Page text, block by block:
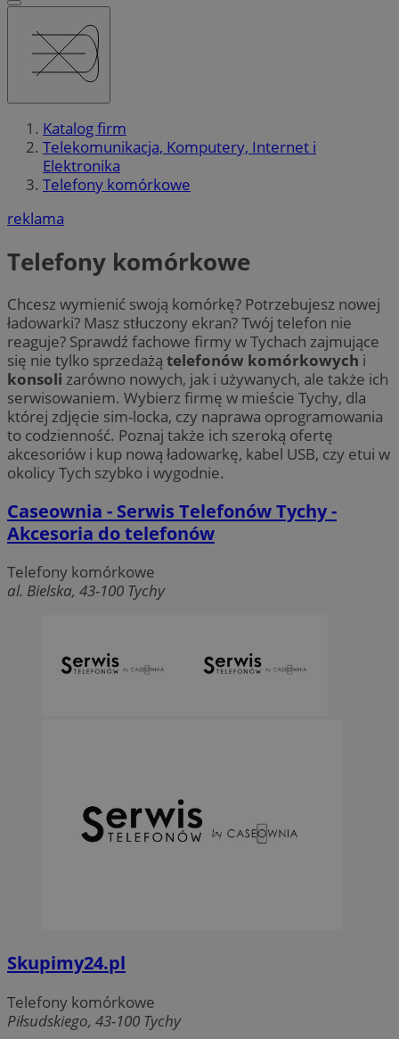
Katalog firm
Telekomunikacja, Komputery, Internet i
Elektronika
Telefony komórkowe
reklama
Telefony komórkowe
Chcesz wymienić swoją komórkę? Potrzebujesz nowej
ładowarki? Masz stłuczony ekran? Twój telefon nie
reaguje? Sprawdź fachowe firmy w Tychach zajmujące
się nie tylko sprzedażą telefonów komórkowych i
konsoli zarówno nowych, jak i używanych, ale także ich
serwisowaniem. Wybierz firmę w mieście Tychy, dla
której zdjęcie sim-locka, czy naprawa oprogramowania
to codzienność. Poznaj także ich szeroką ofertę
akcesoriów i kup nową ładowarkę, kabel USB, czy etui w
okolicy Tych szybko i wygodnie.
Caseownia - Serwis Telefonów Tychy -
Akcesoria do telefonów
Telefony komórkowe
al. Bielska, 43-100 Tychy
Skupimy24.pl
Telefony komórkowe
Piłsudskiego, 43-100 Tychy